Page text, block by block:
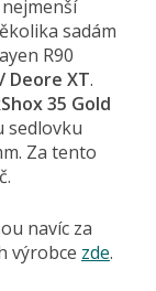
sadám
R90
Deore XT.
35 Gold
sedlovku
Za tento
navíc za
výrobce zde.